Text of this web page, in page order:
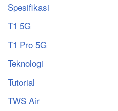
Spesifikasi
T1 5G
T1 Pro 5G
Teknologi
Tutorial
TWS Air